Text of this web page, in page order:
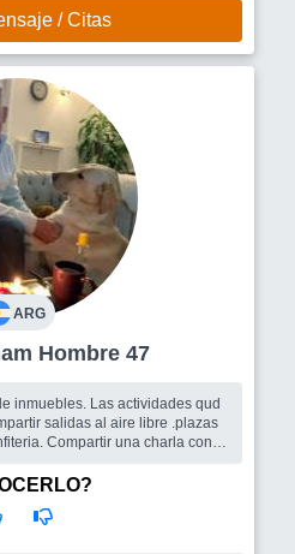
/ Citas
ARG
Hurlingham Hombre 47
inmuebles. Las actividades qud
salidas al aire libre .plazas
Compartir una charla con
da una pareja bienvenida sea.